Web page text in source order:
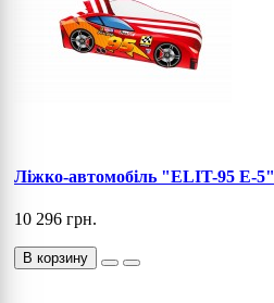
Ліжко-автомобіль "ELIT-95 E-5"
10 296 грн.
В корзину